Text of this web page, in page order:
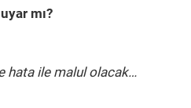
mı?
hata ile malul olacak…